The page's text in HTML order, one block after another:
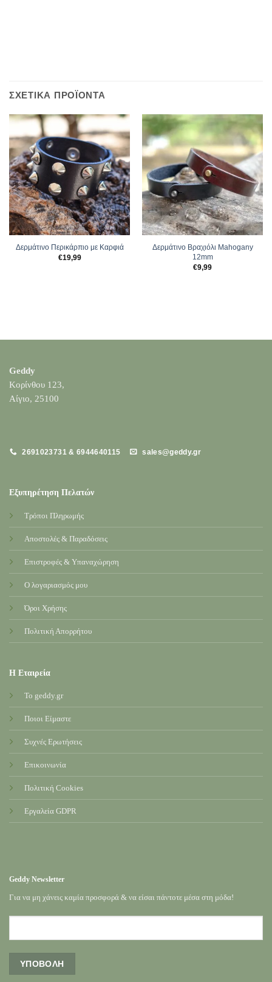
ΣΧΕΤΙΚΆ ΠΡΟΪΌΝΤΑ
Δερμάτινο Περικάρπιο με Καρφιά
€19,99
Δερμάτινο Βραχιόλι Mahogany
12mm
€9,99
Geddy
Κορίνθου 123,
Αίγιο, 25100
2691023731 & 6944640115 sales@geddy.gr
Εξυπηρέτηση Πελατών
Τρόποι Πληρωμής
Αποστολές & Παραδόσεις
Επιστροφές & Υπαναχώρηση
Ο λογαριασμός μου
Όροι Χρήσης
Πολιτική Απορρήτου
Η Εταιρεία
Το geddy.gr
Ποιοι Είμαστε
Συχνές Ερωτήσεις
Επικοινωνία
Πολιτική Cookies
Εργαλεία GDPR
Geddy Newsletter
Για να μη χάνεις καμία προσφορά & να είσαι πάντοτε μέσα στη μόδα!